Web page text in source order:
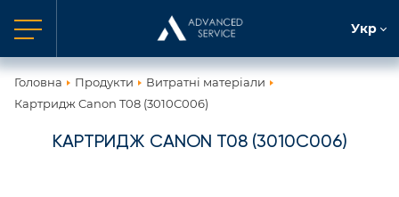
Укр
Головна Продукти
Витратні матеріали
Картридж Canon T08 (3010C006)
КАРТРИДЖ CANON T08 (3010C006)